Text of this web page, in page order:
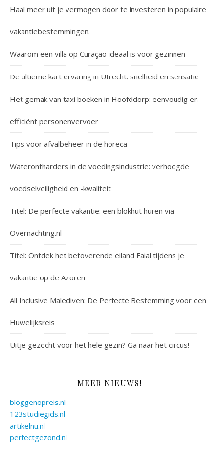
Haal meer uit je vermogen door te investeren in populaire
vakantiebestemmingen.
Waarom een villa op Curaçao ideaal is voor gezinnen
De ultieme kart ervaring in Utrecht: snelheid en sensatie
Het gemak van taxi boeken in Hoofddorp: eenvoudig en
efficiënt personenvervoer
Tips voor afvalbeheer in de horeca
Waterontharders in de voedingsindustrie: verhoogde
voedselveiligheid en -kwaliteit
Titel: De perfecte vakantie: een blokhut huren via
Overnachting.nl
Titel: Ontdek het betoverende eiland Faial tijdens je
vakantie op de Azoren
All Inclusive Malediven: De Perfecte Bestemming voor een
Huwelijksreis
Uitje gezocht voor het hele gezin? Ga naar het circus!
MEER NIEUWS!
bloggenopreis.nl
123studiegids.nl
artikelnu.nl
perfectgezond.nl